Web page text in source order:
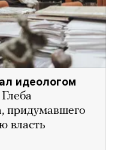
идеологом
придумавшего
власть